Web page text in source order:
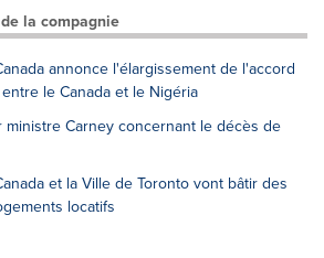
la compagnie
annonce l'élargissement de l'accord
le Canada et le Nigéria
ministre Carney concernant le décès de
et la Ville de Toronto vont bâtir des
locatifs